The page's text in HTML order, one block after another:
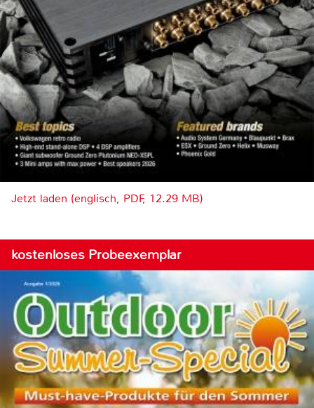
Jetzt laden (englisch, PDF, 12.29 MB)
kostenloses Probeexemplar